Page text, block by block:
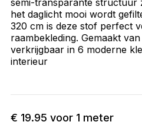
semi-transparante
het daglicht mooi wordt
320 cm is deze stof perfect
raambekleding. Gemaakt
verkrijgbaar in 6 moderne
interieur
€ 19.95 voor 1 meter